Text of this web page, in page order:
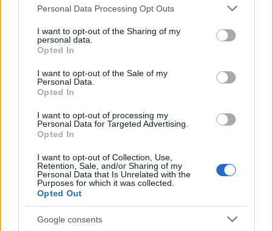
Please note that this website/app uses one or more Google
not limited to your visit or usage behaviour. You may click to
grant or deny consent to Google and its third-party tags to
use your data for below specified purposes in below Google
consent section.
Personal Data Processing Opt Outs
I want to opt-out of the Sharing of my
personal data.
Opted In
I want to opt-out of the Sale of my
Personal Data.
Opted In
I want to opt-out of processing my
Personal Data for Targeted Advertising.
Opted In
I want to opt-out of Collection, Use,
Retention, Sale, and/or Sharing of my
Personal Data that Is Unrelated with the
Purposes for which it was collected.
Opted Out
Google consents
ανοδικά λόγω των διεθνών συνθηκών παραγωγής.
Οι τιμές στο κρέας και η προσπάθεια
συγκράτησης του κόστους
Διευκρίνισε ότι τα προϊόντα κρέατος αναμένεται να
παραμείνουν αυξημένα, αφού δεν μπορεί να
ανατραπεί εύκολα η διεθνής εικόνα. Παρ’ όλα αυτά,
εξέφρασε την ελπίδα πως οι λιανέμποροι και οι
παραγωγοί θα προχωρήσουν σε κινήσεις στήριξης
των καταναλωτών, όπως έκαναν τα προηγούμενα
χρόνια.